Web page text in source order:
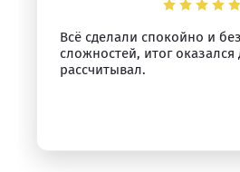
Всё сделали спокойно и
сложностей, итог
рассчитывал.